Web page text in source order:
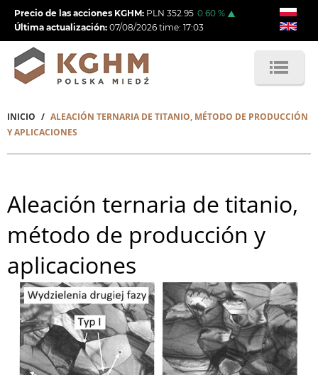
Pasar
contenido
principal
Precio de las acciones KGHM: PLN 352.95 0.60 %
Última actualización: 07/08/2026 time: 17:03
Sobrescribir
enlaces
ayuda
a
la
navegación
INICIO
ALEACIÓN TERNARIA DE TITANIO, MÉTODO DE PRODUCCIÓN
Y APLICACIONES
Aleación ternaria de titanio,
método de producción y
aplicaciones